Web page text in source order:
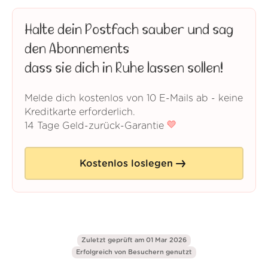
Halte dein Postfach sauber und sag
den Abonnements
dass sie dich in Ruhe lassen sollen!
Melde dich kostenlos von 10 E-Mails ab - keine
Kreditkarte erforderlich.
14 Tage Geld-zurück-Garantie
Kostenlos loslegen
Zuletzt geprüft am 01 Mar 2026
Erfolgreich von Besuchern genutzt